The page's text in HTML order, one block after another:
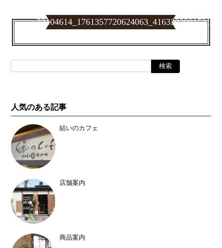
人気のある記事
結いのカフェ
店舗案内
商品案内